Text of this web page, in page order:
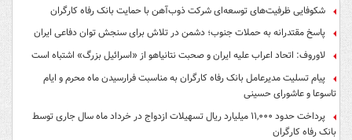
شکوفایی ظرفیت‌های توسعه‌ای شرکت ذوب‌آهن با حمایت‌ بانک رفاه کارگران
پاسخ مقتدرانه به حملات جنوب؛ دشمن در تلاش برای سنجش توان دفاعی ایران
لاوروف: اتحاد اعراب علیه ایران و صحبت نتانیاهو از «اسرائیل بزرگ» اشتباه است
پیام تسلیت مدیرعامل بانک رفاه کارگران به مناسبت فرارسیدن ماه محرم و ایام
تاسوعا و عاشورای حسینی
پرداخت حدود ۱۱,۰۰۰ میلیارد ریال تسهیلات ازدواج در خرداد ماه سال جاری توسط
بانک رفاه کارگران